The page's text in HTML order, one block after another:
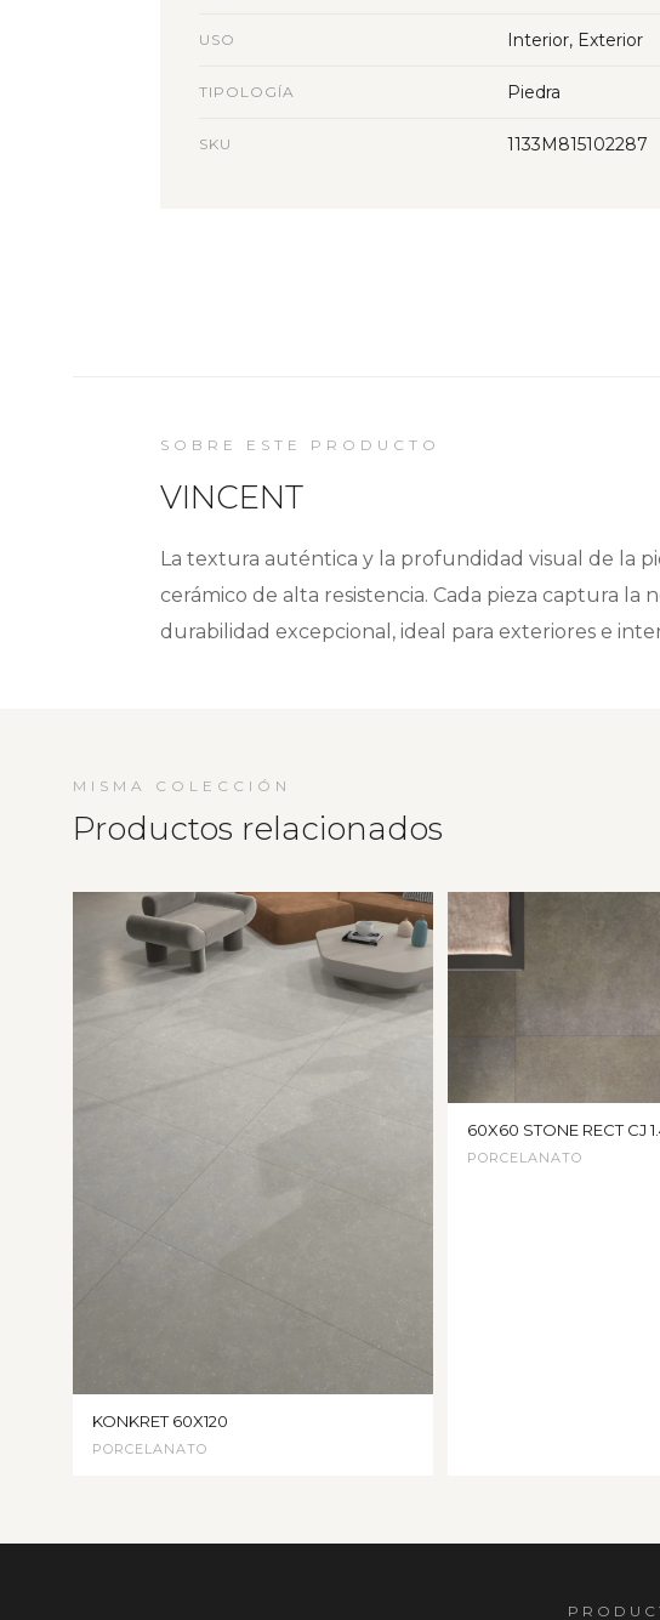
USO Interior, Exterior
TIPOLOGÍA Piedra
SKU 1133M815102287
SOBRE ESTE PRODUCTO
VINCENT
La textura auténtica y la profundidad visual de la
cerámico de alta resistencia. Cada pieza captura la
durabilidad excepcional, ideal para exteriores e
MISMA COLECCIÓN
Productos relacionados
KONKRET 60X120
PORCELANATO
60X60 STONE RECT CJ
PORCELANATO